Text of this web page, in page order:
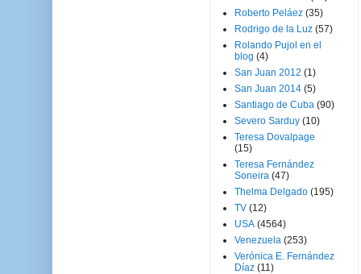
Roberto Peláez (35)
Rodrigo de la Luz (57)
Rolando Pujol en el
blog (4)
San Juan 2012 (1)
San Juan 2014 (5)
Santiago de Cuba (90)
Severo Sarduy (10)
Teresa Dovalpage
(15)
Teresa Fernández
Soneira (47)
Thelma Delgado (195)
TV (12)
USA (4564)
Venezuela (253)
Verónica E. Fernández
Díaz (11)